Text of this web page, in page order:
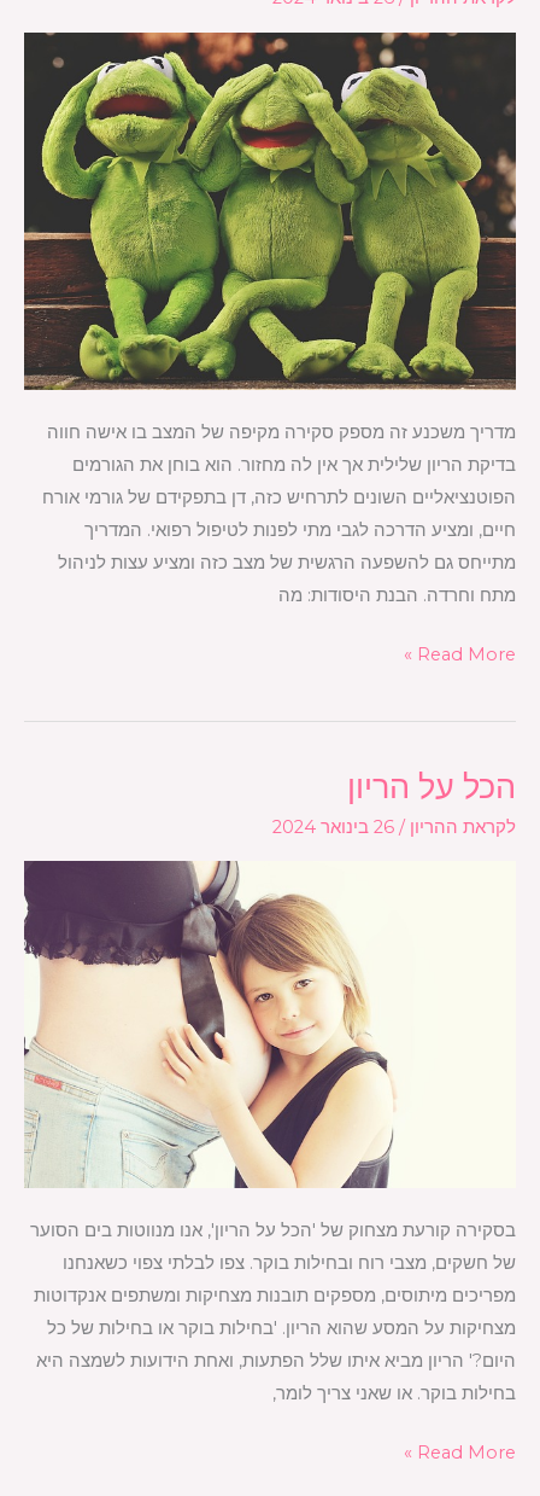
מדריך משכנע זה מספק סקירה מקיפה של המצב בו אישה חווה
בדיקת הריון שלילית אך אין לה מחזור. הוא בוחן את הגורמים
הפוטנציאליים השונים לתרחיש כזה, דן בתפקידם של גורמי אורח
חיים, ומציע הדרכה לגבי מתי לפנות לטיפול רפואי. המדריך
מתייחס גם להשפעה הרגשית של מצב כזה ומציע עצות לניהול
מתח וחרדה. הבנת היסודות: מה
Read More »
הכל על הריון
לקראת ההריון / 26 בינואר 2024
בסקירה קורעת מצחוק של 'הכל על הריון', אנו מנווטות בים הסוער
של חשקים, מצבי רוח ובחילות בוקר. צפו לבלתי צפוי כשאנחנו
מפריכים מיתוסים, מספקים תובנות מצחיקות ומשתפים אנקדוטות
מצחיקות על המסע שהוא הריון. 'בחילות בוקר או בחילות של כל
היום?' הריון מביא איתו שלל הפתעות, ואחת הידועות לשמצה היא
בחילות בוקר. או שאני צריך לומר,
הכל
Read More »